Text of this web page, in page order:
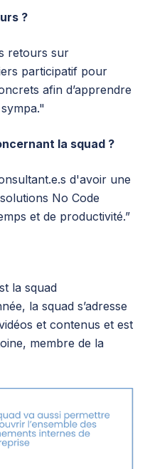
?
retours sur
participatif pour
afin d’apprendre
la squad ?
d'avoir une
No Code
et de productivité.”
la squad
la squad s’adresse
et contenus et est
membre de la